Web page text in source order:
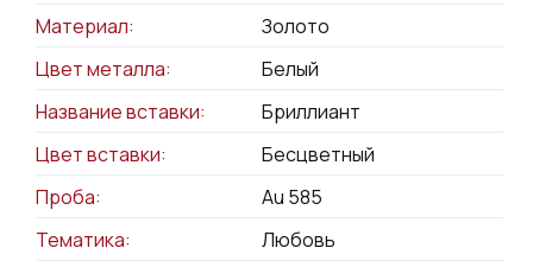
Материал:
Золото
Цвет металла:
Белый
Название вставки:
Бриллиант
Цвет вставки:
Бесцветный
Проба:
Au 585
Тематика:
Любовь